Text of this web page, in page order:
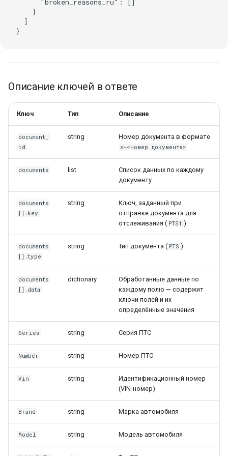
      "broken_reasons_ru": []
    }
  ]
Описание ключей в ответе
Ключ Тип Описание
document_
id
string Номер документа в формате
s-<номер документа>
documents list
Список данных по каждому
документу
documents
[].key
string
Ключ, заданный при
отправке документа для
отслеживания ( PTS1 )
documents
[].type
string Тип документа ( PTS )
documents
[].data
dictionary
Обработанные данные по
каждому полю — содержит
ключи полей и их
определённые значения
Series string Серия ПТС
Number string Номер ПТС
Vin string
Идентификационный номер
(VIN-номер)
Brand string Марка автомобиля
Model string Модель автомобиля